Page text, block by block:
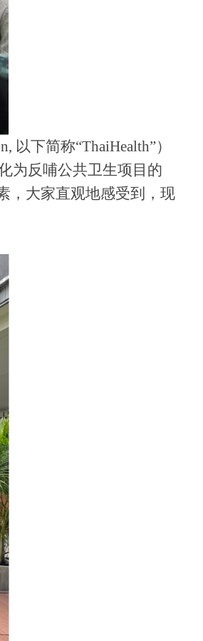
以下简称“ThaiHealth”）
为反哺公共卫生项目的
，大家直观地感受到，现